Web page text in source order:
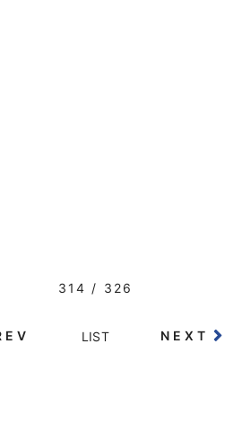
314 / 326
LIST NEXT